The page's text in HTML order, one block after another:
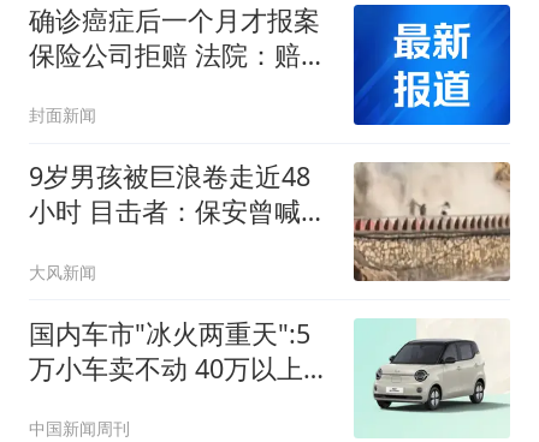
确诊癌症后一个月才报案
保险公司拒赔 法院：赔
者重大过失
封面新闻
9岁男孩被巨浪卷走近48
小时 目击者：保安曾喊话
大风新闻
国内车市"冰火两重天":5
万小车卖不动 40万以上的
中国新闻周刊